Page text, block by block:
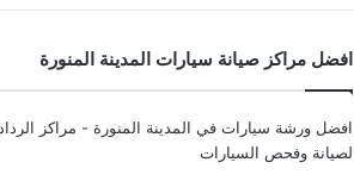
افضل مراكز صيانة سيارات المدينة المنورة
افضل ورشة سيارات في المدينة المنورة - مراكز
لصيانة وفحص السيارات